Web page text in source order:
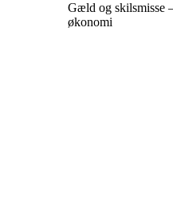
Gæld og skilsmisse
økonomi